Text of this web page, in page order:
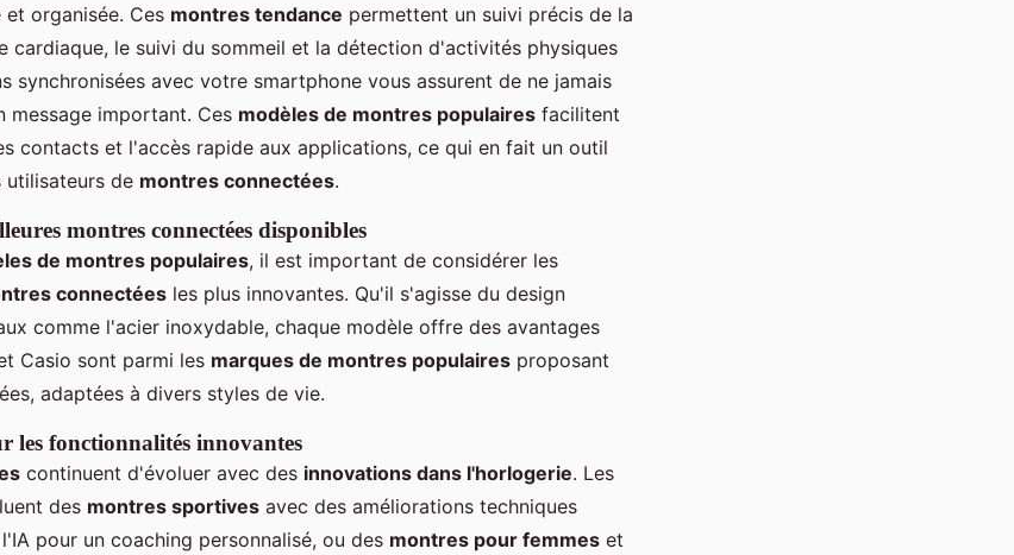
organisée. Ces montres tendance permettent un suivi précis de la
cardiaque, le suivi du sommeil et la détection d'activités physiques
synchronisées avec votre smartphone vous assurent de ne jamais
message important. Ces modèles de montres populaires facilitent
contacts et l'accès rapide aux applications, ce qui en fait un outil
utilisateurs de montres connectées.
montres connectées disponibles
de montres populaires, il est important de considérer les
connectées les plus innovantes. Qu'il s'agisse du design
comme l'acier inoxydable, chaque modèle offre des avantages
Casio sont parmi les marques de montres populaires proposant
adaptées à divers styles de vie.
les fonctionnalités innovantes
continuent d'évoluer avec des innovations dans l'horlogerie. Les
des montres sportives avec des améliorations techniques
pour un coaching personnalisé, ou des montres pour femmes et